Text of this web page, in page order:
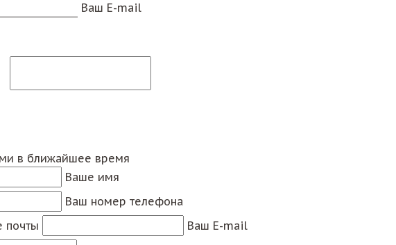
Ваш E-mail
в ближайшее время
Ваше имя
Ваш номер телефона
почты Ваш E-mail